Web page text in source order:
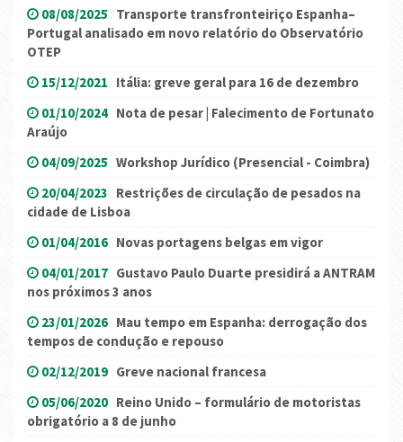
08/08/2025 Transporte transfronteiriço Espanha–
Portugal analisado em novo relatório do Observatório
OTEP
15/12/2021 Itália: greve geral para 16 de dezembro
01/10/2024 Nota de pesar | Falecimento de Fortunato
Araújo
04/09/2025 Workshop Jurídico (Presencial - Coimbra)
20/04/2023 Restrições de circulação de pesados na
cidade de Lisboa
01/04/2016 Novas portagens belgas em vigor
04/01/2017 Gustavo Paulo Duarte presidirá a ANTRAM
nos próximos 3 anos
23/01/2026 Mau tempo em Espanha: derrogação dos
tempos de condução e repouso
02/12/2019 Greve nacional francesa
05/06/2020 Reino Unido – formulário de motoristas
obrigatório a 8 de junho